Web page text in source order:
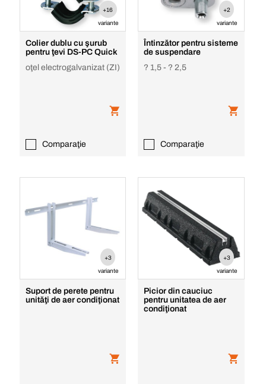
+16
variante
Colier dublu cu şurub
pentru ţevi DS-PC Quick
oţel electrogalvanizat (ZI)
Comparaţie
+2
variante
Întinzător pentru sisteme
de suspendare
? 1,5 - ? 2,5
Comparaţie
+3
variante
Suport de perete pentru
unităţi de aer condiţionat
+3
variante
Picior din cauciuc
pentru unitatea de aer
condiţionat